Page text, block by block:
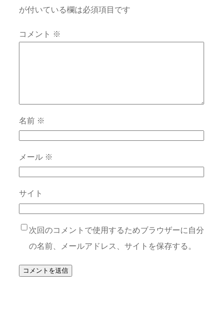
が付いている欄は必須項目です
コメント ※
名前 ※
メール ※
サイト
次回のコメントで使用するためブラウザーに自分
の名前、メールアドレス、サイトを保存する。